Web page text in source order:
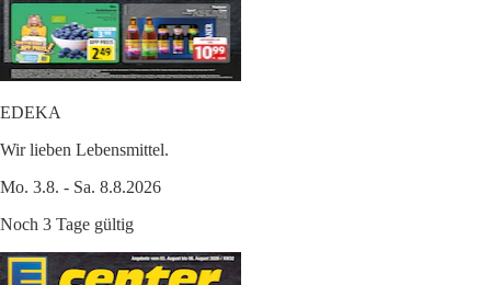
EDEKA
Wir lieben Lebensmittel.
Mo. 3.8. - Sa. 8.8.2026
Noch 3 Tage gültig